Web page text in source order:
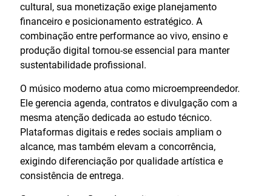
cultural, sua monetização exige planejamento
financeiro e posicionamento estratégico. A
combinação entre performance ao vivo, ensino e
produção digital tornou-se essencial para manter
sustentabilidade profissional.
O músico moderno atua como microempreendedor.
Ele gerencia agenda, contratos e divulgação com a
mesma atenção dedicada ao estudo técnico.
Plataformas digitais e redes sociais ampliam o
alcance, mas também elevam a concorrência,
exigindo diferenciação por qualidade artística e
consistência de entrega.